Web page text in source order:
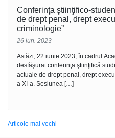
Conferinţa ştiinţifico-
de drept penal, drept
criminologie”
26 iun. 2023
Astăzi, 22 iunie 2023, în cadrul
desfăşurat conferinţa ştiinţifică
actuale de drept penal, drept
a XI-a. Sesiunea […]
Navigare
Articole mai vechi